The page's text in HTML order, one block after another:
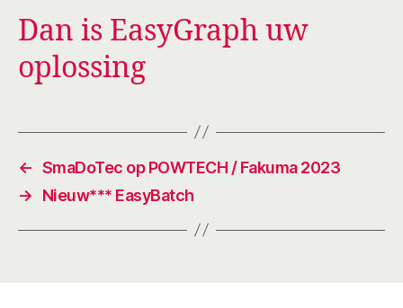
Dan is EasyGraph uw
oplossing
← SmaDoTec op POWTECH / Fakuma 2023
→
Nieuw*** EasyBatch